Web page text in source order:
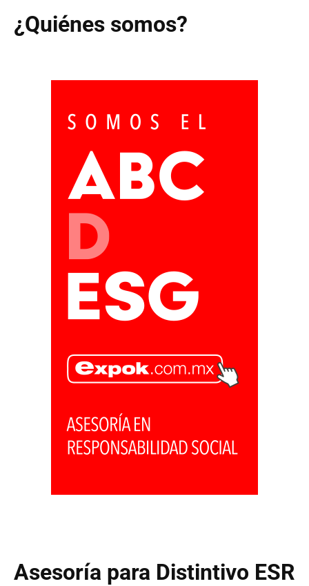
¿Quiénes somos?
Asesoría para Distintivo ESR